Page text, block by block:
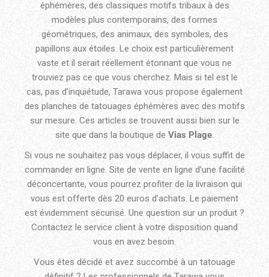
éphémères, des classiques motifs tribaux à des
modèles plus contemporains, des formes
géométriques, des animaux, des symboles, des
papillons aux étoiles. Le choix est particulièrement
vaste et il serait réellement étonnant que vous ne
trouviez pas ce que vous cherchez. Mais si tel est le
cas, pas d’inquiétude, Tarawa vous propose également
des planches de tatouages éphémères avec des motifs
sur mesure. Ces articles se trouvent aussi bien sur le
site que dans la boutique de Vias Plage.
Si vous ne souhaitez pas vous déplacer, il vous suffit de
commander en ligne. Site de vente en ligne d’une facilité
déconcertante, vous pourrez profiter de la livraison qui
vous est offerte dès 20 euros d’achats. Le paiement
est évidemment sécurisé. Une question sur un produit ?
Contactez le service client à votre disposition quand
vous en avez besoin.
Vous êtes décidé et avez succombé à un tatouage